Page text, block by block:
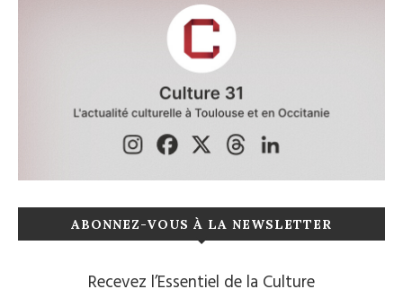
ABONNEZ-VOUS À LA NEWSLETTER
Recevez l’Essentiel de la Culture